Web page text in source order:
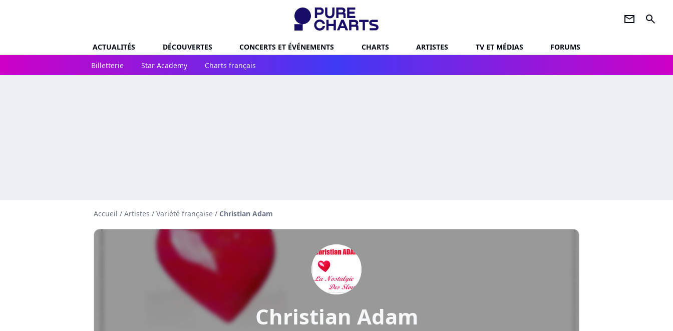
newsletter search
ACTUALITÉS DÉCOUVERTES CONCERTS ET ÉVÉNEMENTS CHARTS ARTISTES TV ET MÉDIAS
FORUMS
Billetterie
Star Academy Charts français
Accueil / Artistes / Variété française / Christian Adam
Christian Adam